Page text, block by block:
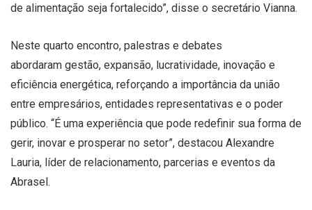
de alimentação seja fortalecido”, disse o secretário Vianna.
Neste quarto encontro, palestras e debates
abordaram gestão, expansão, lucratividade, inovação e
eficiência energética, reforçando a importância da união
entre empresários, entidades representativas e o poder
público. “É uma experiência que pode redefinir sua forma de
gerir, inovar e prosperar no setor”, destacou Alexandre
Lauria, líder de relacionamento, parcerias e eventos da
Abrasel.